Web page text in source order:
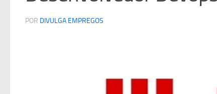
POR DIVULGA EMPREGOS